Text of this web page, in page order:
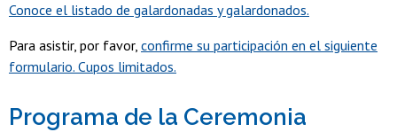
Conoce el listado de galardonadas y galardonados.
Para asistir, por favor, confirme su participación en el siguiente
formulario. Cupos limitados.
Programa de la Ceremonia